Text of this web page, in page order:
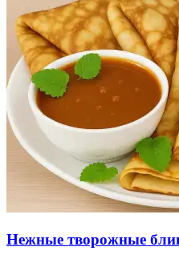
Нежные творожные